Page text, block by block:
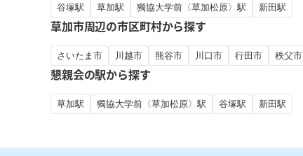
谷塚駅 草加駅 獨協大学前〈草加松原〉駅 新田駅
草加市周辺の市区町村から探す
さいたま市 川越市 熊谷市 川口市 行田市 秩父市
懇親会の駅から探す
草加駅 獨協大学前〈草加松原〉駅 谷塚駅 新田駅